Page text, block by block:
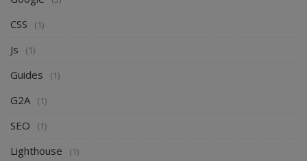
CSS (1)
Js (1)
Guides (1)
G2A (1)
SEO (1)
Lighthouse (1)